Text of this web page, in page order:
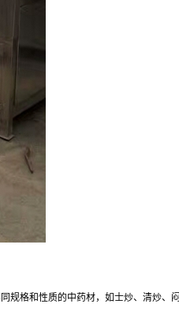
规格和性质的中药材，如士炒、清炒